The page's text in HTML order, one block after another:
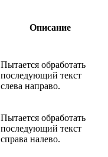
Описание
Пытается обработать
последующий текст
слева направо.
Пытается обработать
последующий текст
справа налево.